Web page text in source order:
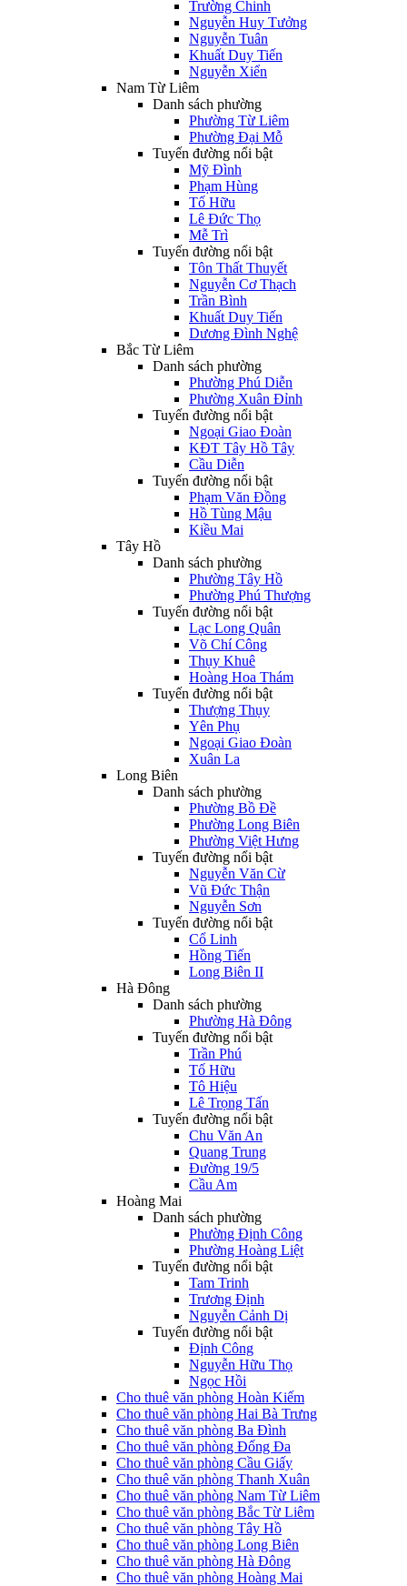
Trường Chinh
Nguyễn Huy Tưởng
Nguyễn Tuân
Khuất Duy Tiến
Nguyễn Xiển
Nam Từ Liêm
Danh sách phường
Phường Từ Liêm
Phường Đại Mỗ
Tuyến đường nổi bật
Mỹ Đình
Phạm Hùng
Tố Hữu
Lê Đức Thọ
Mễ Trì
Tuyến đường nổi bật
Tôn Thất Thuyết
Nguyễn Cơ Thạch
Trần Bình
Khuất Duy Tiến
Dương Đình Nghệ
Bắc Từ Liêm
Danh sách phường
Phường Phú Diễn
Phường Xuân Đỉnh
Tuyến đường nổi bật
Ngoại Giao Đoàn
KĐT Tây Hồ Tây
Cầu Diễn
Tuyến đường nổi bật
Phạm Văn Đồng
Hồ Tùng Mậu
Kiều Mai
Tây Hồ
Danh sách phường
Phường Tây Hồ
Phường Phú Thượng
Tuyến đường nổi bật
Lạc Long Quân
Võ Chí Công
Thụy Khuê
Hoàng Hoa Thám
Tuyến đường nổi bật
Thượng Thụy
Yên Phụ
Ngoại Giao Đoàn
Xuân La
Long Biên
Danh sách phường
Phường Bồ Đề
Phường Long Biên
Phường Việt Hưng
Tuyến đường nổi bật
Nguyễn Văn Cừ
Vũ Đức Thận
Nguyễn Sơn
Tuyến đường nổi bật
Cổ Linh
Hồng Tiến
Long Biên II
Hà Đông
Danh sách phường
Phường Hà Đông
Tuyến đường nổi bật
Trần Phú
Tố Hữu
Tô Hiệu
Lê Trọng Tấn
Tuyến đường nổi bật
Chu Văn An
Quang Trung
Đường 19/5
Cầu Am
Hoàng Mai
Danh sách phường
Phường Định Công
Phường Hoàng Liệt
Tuyến đường nổi bật
Tam Trinh
Trương Định
Nguyễn Cảnh Dị
Tuyến đường nổi bật
Định Công
Nguyễn Hữu Thọ
Ngọc Hồi
Cho thuê văn phòng Hoàn Kiếm
Cho thuê văn phòng Hai Bà Trưng
Cho thuê văn phòng Ba Đình
Cho thuê văn phòng Đống Đa
Cho thuê văn phòng Cầu Giấy
Cho thuê văn phòng Thanh Xuân
Cho thuê văn phòng Nam Từ Liêm
Cho thuê văn phòng Bắc Từ Liêm
Cho thuê văn phòng Tây Hồ
Cho thuê văn phòng Long Biên
Cho thuê văn phòng Hà Đông
Cho thuê văn phòng Hoàng Mai